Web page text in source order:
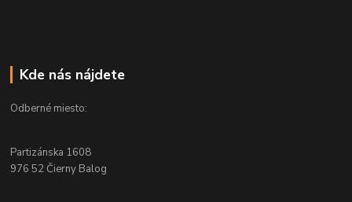
Kde nás nájdete
Odberné miesto:
Partizánska 1608
976 52 Čierny Balog